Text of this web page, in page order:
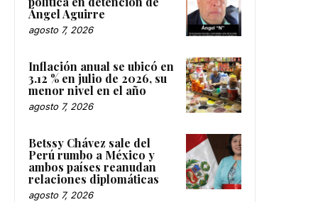
Ángel Aguirre
agosto 7, 2026
Inflación anual se ubicó en
3.12 % en julio de 2026, su
menor nivel en el año
agosto 7, 2026
Betssy Chávez sale del
Perú rumbo a México y
ambos países reanudan
relaciones diplomáticas
agosto 7, 2026